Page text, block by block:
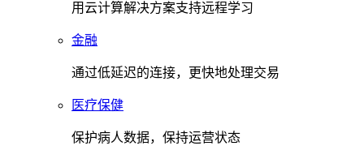
用云计算解决方案支持远程学习
金融
通过低延迟的连接，更快地处理交易
医疗保健
保护病人数据，保持运营状态